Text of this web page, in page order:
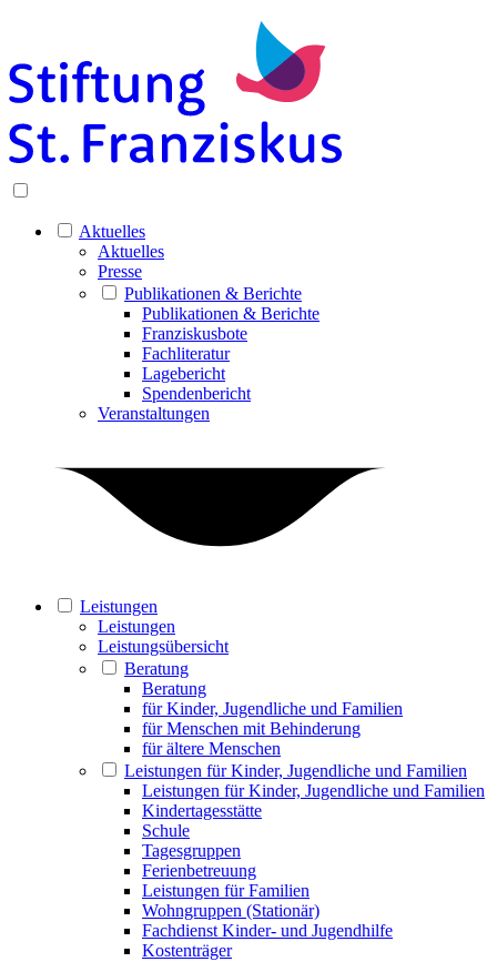
Aktuelles
Aktuelles
Presse
Publikationen & Berichte
Publikationen & Berichte
Franziskusbote
Fachliteratur
Lagebericht
Spendenbericht
Veranstaltungen
Leistungen
Leistungen
Leistungsübersicht
Beratung
Beratung
für Kinder, Jugendliche und Familien
für Menschen mit Behinderung
für ältere Menschen
Leistungen für Kinder, Jugendliche und Familien
Leistungen für Kinder, Jugendliche und Familien
Kindertagesstätte
Schule
Tagesgruppen
Ferienbetreuung
Leistungen für Familien
Wohngruppen (Stationär)
Fachdienst Kinder- und Jugendhilfe
Kostenträger